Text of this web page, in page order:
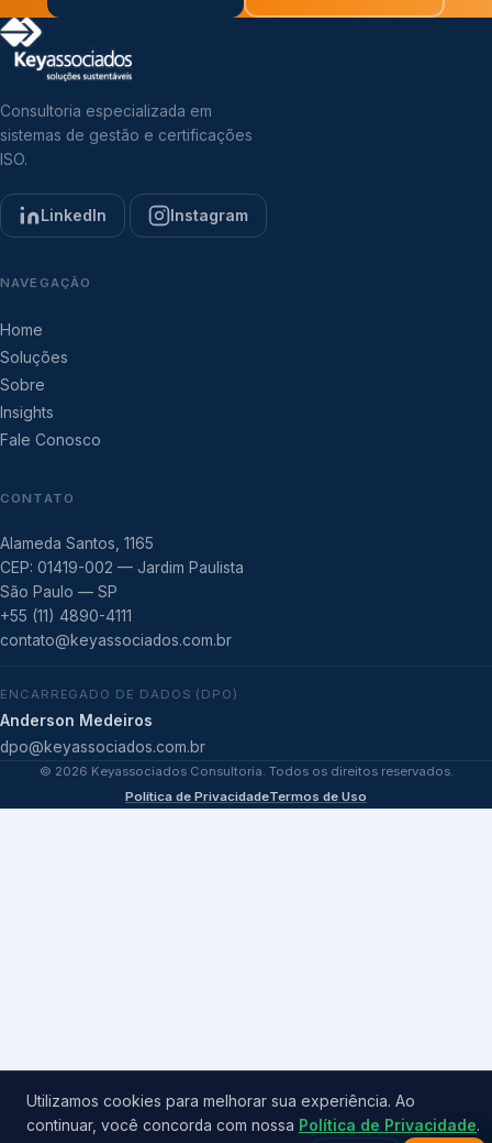
Consultoria especializada em
sistemas de gestão e certificações
ISO.
LinkedIn Instagram
NAVEGAÇÃO
Home
Soluções
Sobre
Insights
Fale Conosco
CONTATO
Alameda Santos, 1165
CEP: 01419-002 — Jardim Paulista
São Paulo — SP
+55 (11) 4890-4111
contato@keyassociados.com.br
ENCARREGADO DE DADOS (DPO)
Anderson Medeiros
dpo@keyassociados.com.br
© 2026 Keyassociados Consultoria. Todos os direitos reservados.
Política de PrivacidadeTermos de Uso
Utilizamos cookies para melhorar sua experiência. Ao
continuar, você concorda com nossa Política de Privacidade.